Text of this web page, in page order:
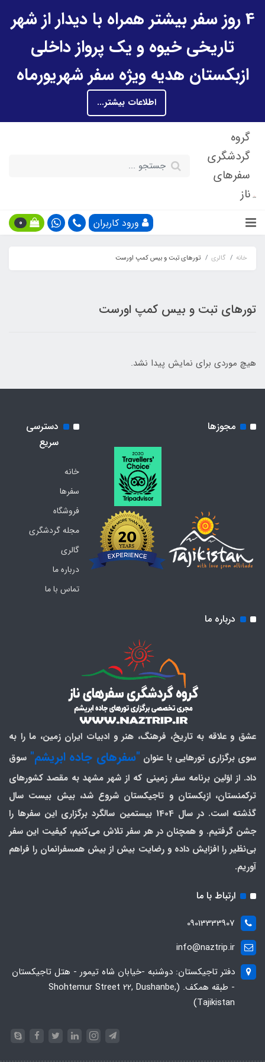
4 روز سفر بیشتر همراه با دیدار از شهر
تاریخی خیوه و یک پرواز داخلی
ازبکستان هدیه ویژه سفر شهریورماه
اطلاعات بیشتر...
گروه
گردشگری
سفرهای
ناز
ورود کاربران 0
خانه گالری تورهای تبت و بیس کمپ اورست
تورهای تبت و بیس کمپ اورست
هیچ موردی برای نمایش پیدا نشد.
مجوزها
دسترسی
سریع
خانه
سفرها
فروشگاه
مجله گردشگری
گالری
درباره ما
تماس با ما
درباره ما
عشق و علاقه به تاریخ، فرهنگ، هنر و ادبیات ایران زمین، ما را به
سوی برگزاری تورهایی با عنوان "سفرهای جاده ابریشم" سوق
داد. از اوّلین برنامه سفر زمینی که از شهر مشهد به مقصد کشورهای
ترکمنستان، ازبکستان و تاجیکستان شروع شد، بیش بیست سال
گذشته است. در سال 1404 بیستمین سالگرد برگزاری این سفرها را
جشن گرفتیم. و همچنان در هر سفر تلاش می‌کنیم، کیفیت این سفر
بی‌نظیر را افزایش داده و رضایت بیش از بیش همسفرانمان را فراهم
آوریم.
ارتباط با ما
09013333907
info@naztrip.ir
دفتر تاجیکستان: دوشنبه -خیابان شاه تیمور - هتل تاجیکستان
- طبقه همکف. (Shohtemur Street 22, Dushanbe,
Tajikistan)